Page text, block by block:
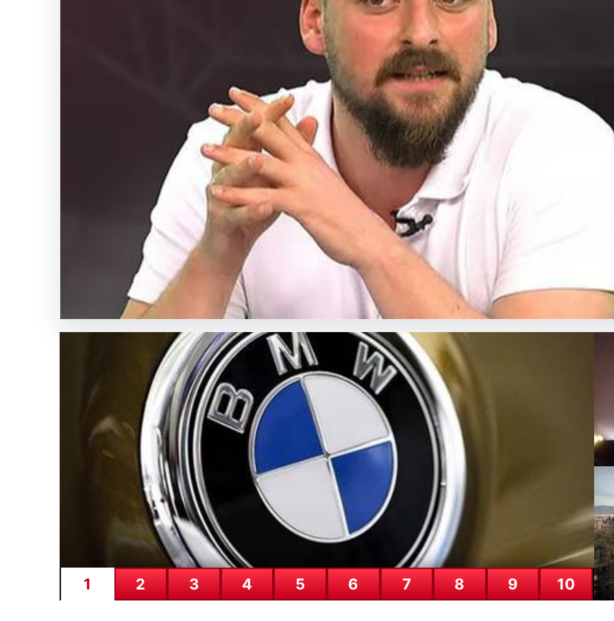
GÜNCEL HABERLER 0 YORUM
Ertuğrul Doğan’dan Serdal Adalı’ya Salah Transferi
Anlamlı Mesaj
Trabzonspor Kulübü Başkanı Ertuğrul Doğan, son günlerde spor kamuoyunda gündem olan transfer söylentileriyle ilgili
açıklamalarda bulundu. Özellikle…
1 2 3 4 5 6 7 8 9 10